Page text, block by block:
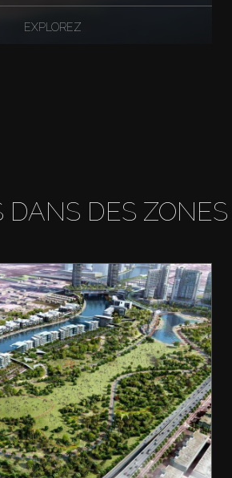
EXPLOREZ
DANS DES